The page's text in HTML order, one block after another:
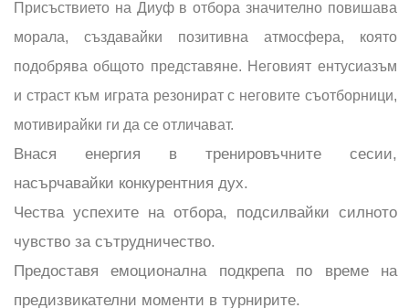
Присъствието на Диуф в отбора значително повишава
морала, създавайки позитивна атмосфера, която
подобрява общото представяне. Неговият ентусиазъм
и страст към играта резонират с неговите съотборници,
мотивирайки ги да се отличават.
Внася енергия в тренировъчните сесии,
насърчавайки конкурентния дух.
Чества успехите на отбора, подсилвайки силното
чувство за сътрудничество.
Предоставя емоционална подкрепа по време на
предизвикателни моменти в турнирите.